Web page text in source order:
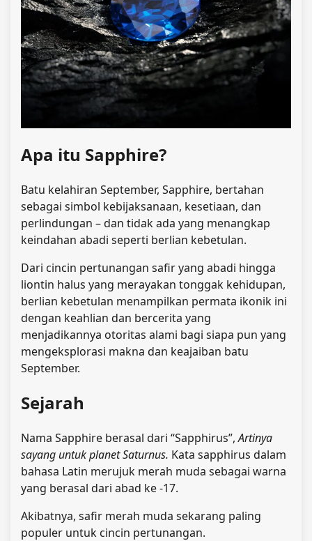
Apa itu Sapphire?
Batu kelahiran September, Sapphire, bertahan
sebagai simbol kebijaksanaan, kesetiaan, dan
perlindungan – dan tidak ada yang menangkap
keindahan abadi seperti berlian kebetulan.
Dari cincin pertunangan safir yang abadi hingga
liontin halus yang merayakan tonggak kehidupan,
berlian kebetulan menampilkan permata ikonik ini
dengan keahlian dan bercerita yang
menjadikannya otoritas alami bagi siapa pun yang
mengeksplorasi makna dan keajaiban batu
September.
Sejarah
Nama Sapphire berasal dari “Sapphirus”,Artinya
sayang untuk planet Saturnus. Kata sapphirus dalam
bahasa Latin merujuk merah muda sebagai warna
yang berasal dari abad ke -17.
Akibatnya, safir merah muda sekarang paling
populer untuk cincin pertunangan.